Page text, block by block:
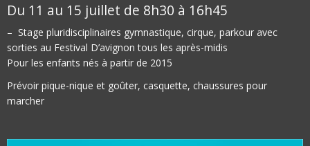
Du 11 au 15 juillet de 8h30 à 16h45
– Stage pluridisciplinaires gymnastique, cirque, parkour avec
sorties au Festival D’avignon tous les après-midis
Pour les enfants nés à partir de 2015
Prévoir pique-nique et goûter, casquette, chaussures pour
marcher